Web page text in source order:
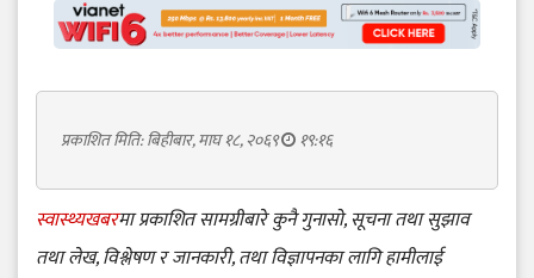
प्रकाशित मिति: बिहीबार, माघ १८, २०६९ १९:१६
स्वास्थ्यखबरमा प्रकाशित सामग्रीबारे कुनै गुनासो, सूचना तथा सुझाव
तथा लेख, विश्लेषण र जानकारी, तथा विज्ञापनका लागि हामीलाई